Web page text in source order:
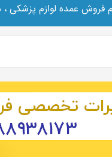
فروش عمده لوازم پزشکی